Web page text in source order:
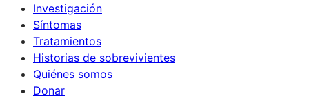
Investigación
Síntomas
Tratamientos
Historias de sobrevivientes
Quiénes somos
Donar